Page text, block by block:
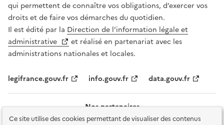
Ce site utilise des cookies permettant de visualiser des contenus
qui permettent de connaître vos obligations, d’exercer vos
droits et de faire vos démarches du quotidien.
Il est édité par la Direction de l’information légale et
administrative
et réalisé en partenariat avec les
administrations nationales et locales.
legifrance.gouv.fr info.gouv.fr data.gouv.fr
Nos partenaires